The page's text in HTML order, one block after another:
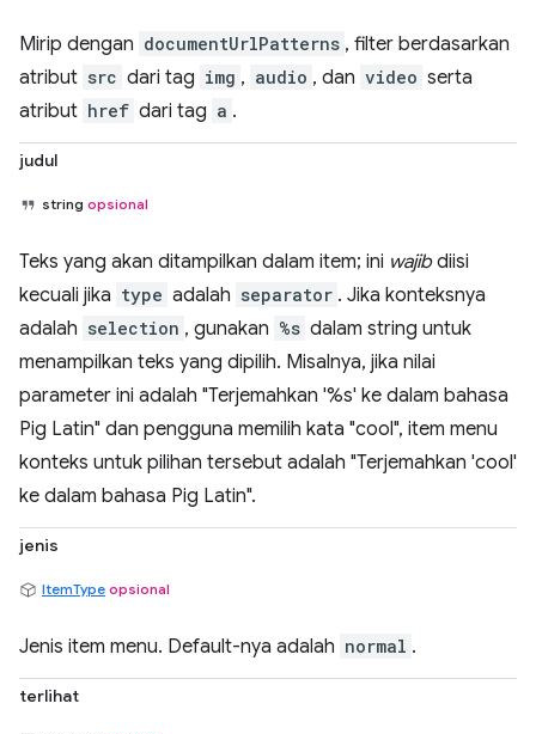
Mirip dengan documentUrlPatterns , filter berdasarkan
atribut src dari tag img , audio , dan video serta
atribut href dari tag a .
judul
string opsional
Teks yang akan ditampilkan dalam item; ini wajibdiisi
kecuali jika type adalah separator . Jika konteksnya
adalah selection , gunakan %s dalam string untuk
menampilkan teks yang dipilih. Misalnya, jika nilai
parameter ini adalah "Terjemahkan '%s' ke dalam bahasa
Pig Latin" dan pengguna memilih kata "cool", item menu
konteks untuk pilihan tersebut adalah "Terjemahkan 'cool'
ke dalam bahasa Pig Latin".
jenis
ItemType opsional
Jenis item menu. Default-nya adalah normal .
terlihat